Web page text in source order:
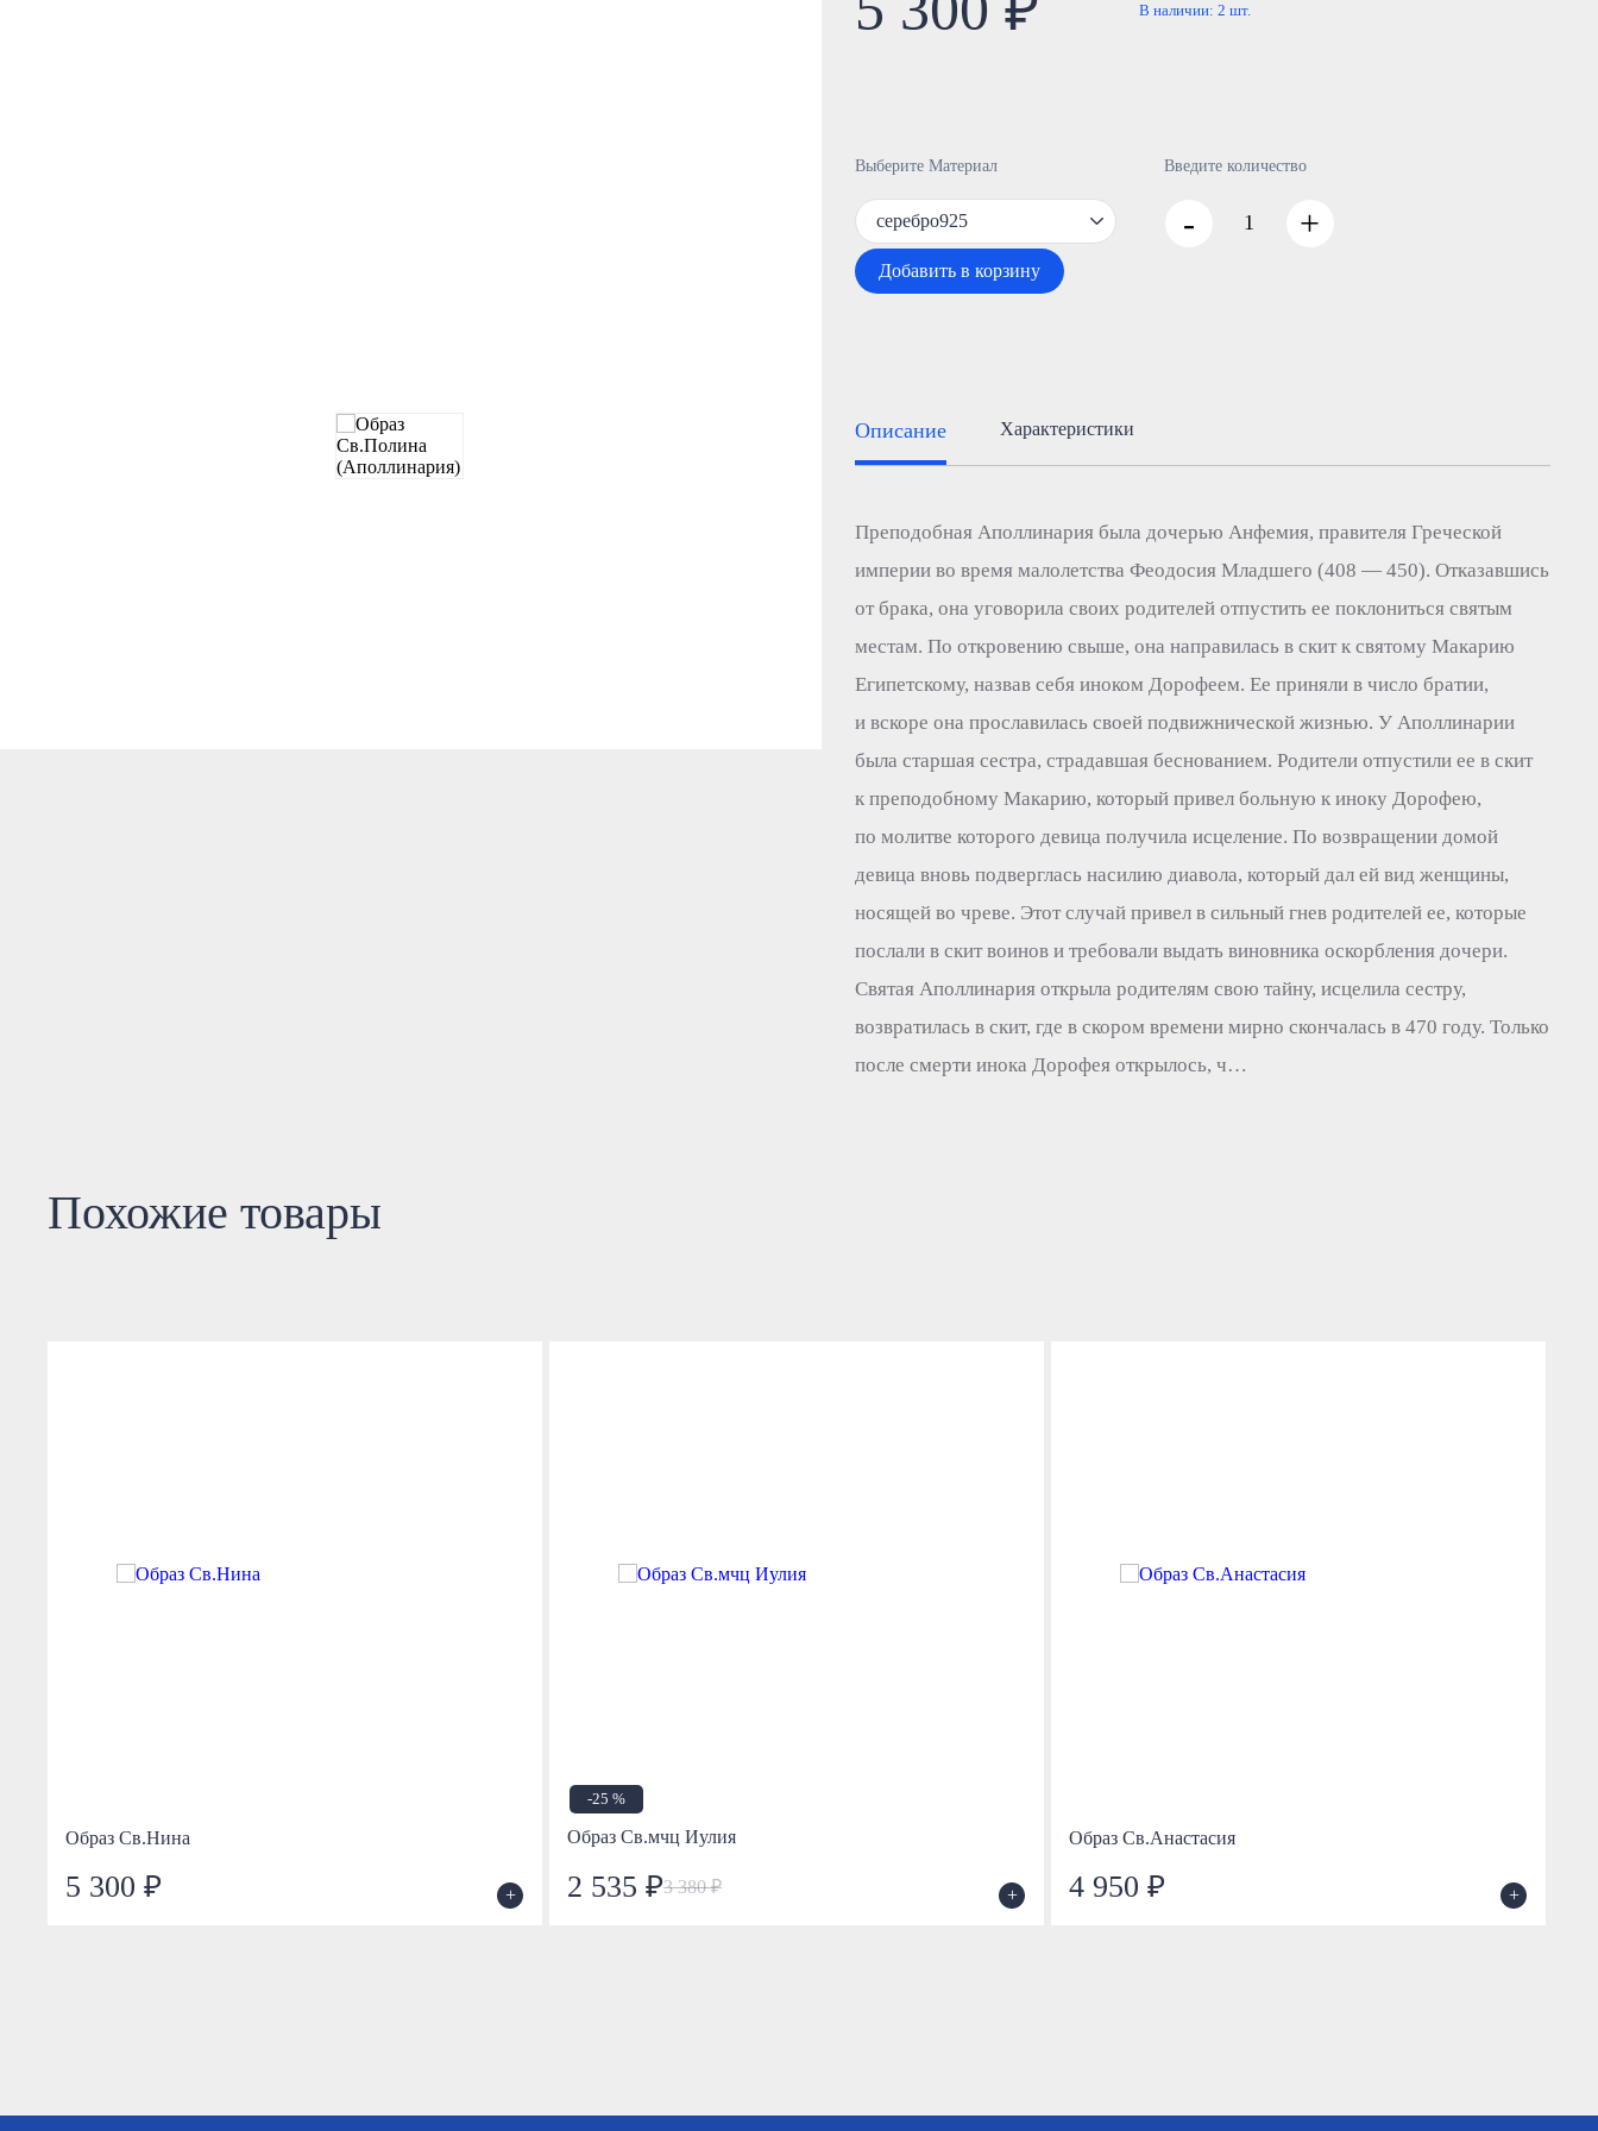
В наличии: 2 шт.
Выберите Материал
серебро925
Введите количество
- +
Добавить в корзину
Описание Характеристики
Преподобная Аполлинария была дочерью Анфемия, правителя Греческой
империи во время малолетства Феодосия Младшего (408 — 450). Отказавшись
от брака, она уговорила своих родителей отпустить ее поклониться святым
местам. По откровению свыше, она направилась в скит к святому Макарию
Египетскому, назвав себя иноком Дорофеем. Ее приняли в число братии,
и вскоре она прославилась своей подвижнической жизнью. У Аполлинарии
была старшая сестра, страдавшая беснованием. Родители отпустили ее в скит
к преподобному Макарию, который привел больную к иноку Дорофею,
по молитве которого девица получила исцеление. По возвращении домой
девица вновь подверглась насилию диавола, который дал ей вид женщины,
носящей во чреве. Этот случай привел в сильный гнев родителей ее, которые
послали в скит воинов и требовали выдать виновника оскорбления дочери.
Святая Аполлинария открыла родителям свою тайну, исцелила сестру,
возвратилась в скит, где в скором времени мирно скончалась в 470 году. Только
после смерти инока Дорофея открылось, ч…
Похожие товары
Образ Св.Нина
5 300 ₽ +
-25 %
Образ Св.мчц Иулия
2 535 ₽3 380 ₽ +
Образ Св.Анастасия
4 950 ₽ +